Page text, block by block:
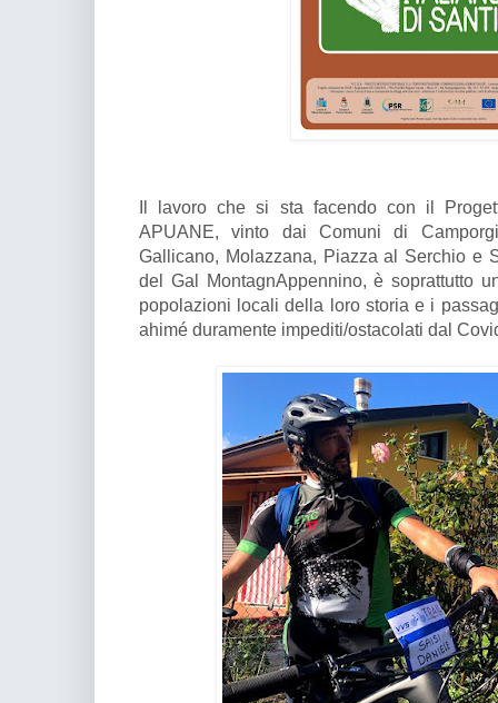
Il lavoro che si sta facendo con il
APUANE, vinto dai Comuni di
Gallicano, Molazzana, Piazza al Serchio e
del Gal MontagnAppennino, è soprattutto
popolazioni locali della loro storia e i
ahimé duramente impediti/ostacolati dal